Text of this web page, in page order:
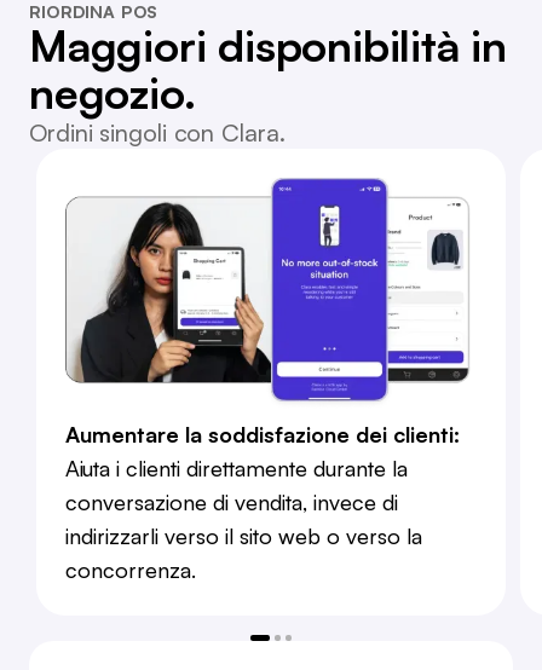
RIORDINA POS
Maggiori disponibilità in
negozio.
Ordini singoli con Clara.
Aumentare la soddisfazione dei clienti:
Aiuta i clienti direttamente durante la
conversazione di vendita, invece di
indirizzarli verso il sito web o verso la
concorrenza.